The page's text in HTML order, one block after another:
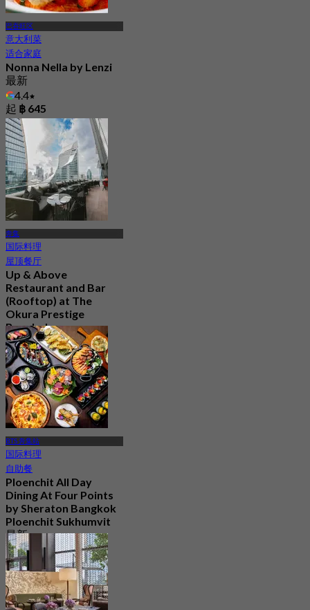
巴吞旺区
意大利菜
适合家庭
Nonna Nella by Lenzi
最新
4.4
起 ฿ 645
奔集
国际料理
屋顶餐厅
Up & Above
Restaurant and Bar
(Rooftop) at The
Okura Prestige
Bangkok
4.5
1.1K 已预订
起฿ 622.5
BTS 奔集站
国际料理
自助餐
Ploenchit All Day
Dining At Four Points
by Sheraton Bangkok
Ploenchit Sukhumvit
最新
4.5
起฿ 595